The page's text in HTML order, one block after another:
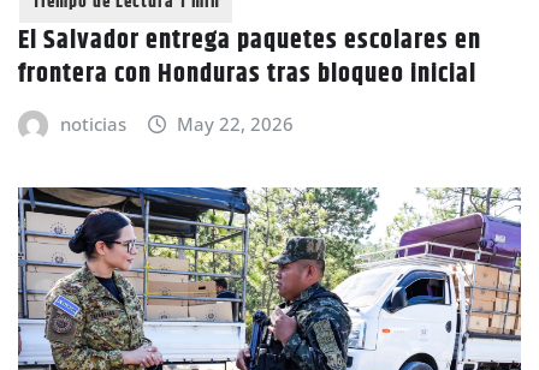
El Salvador entrega paquetes escolares en
frontera con Honduras tras bloqueo inicial
noticias May 22, 2026